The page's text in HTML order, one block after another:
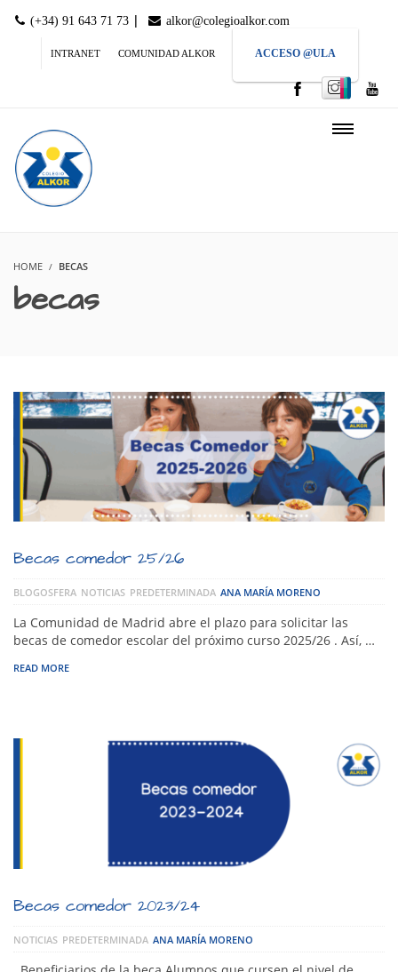
(+34) 91 643 71 73 | alkor@colegioalkor.com
INTRANET COMUNIDAD ALKOR ACCESO @ULA
HOME BECAS
becas
Becas comedor 25/26
BLOGOSFERA NOTICIAS PREDETERMINADA ANA MARÍA MORENO
La Comunidad de Madrid abre el plazo para solicitar las
becas de comedor escolar del próximo curso 2025/26 . Así, …
READ MORE
Becas comedor 2023/24
NOTICIAS PREDETERMINADA ANA MARÍA MORENO